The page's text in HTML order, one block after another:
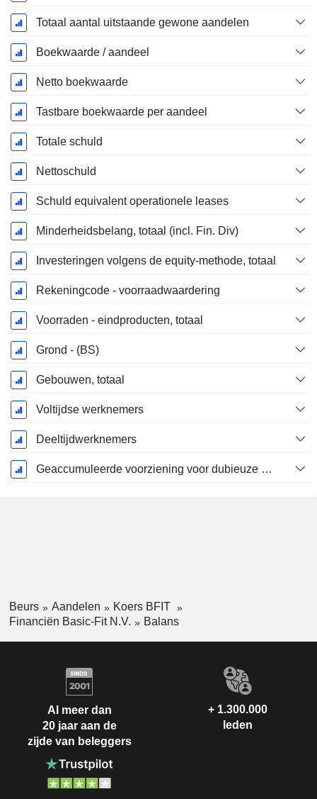
Totaal aantal uitstaande gewone aandelen
Boekwaarde / aandeel
Netto boekwaarde
Tastbare boekwaarde per aandeel
Totale schuld
Nettoschuld
Schuld equivalent operationele leases
Minderheidsbelang, totaal (incl. Fin. Div)
Investeringen volgens de equity-methode, totaal
Rekeningcode - voorraadwaardering
Voorraden - eindproducten, totaal
Grond - (BS)
Gebouwen, totaal
Voltijdse werknemers
Deeltijdwerknemers
Geaccumuleerde voorziening voor dubieuze debiteuren (supplement)
Beurs Aandelen
Koers BFIT
Financiën Basic-Fit N.V.
Balans
Al meer dan
20 jaar aan de
zijde van beleggers
+ 1.300.000
leden